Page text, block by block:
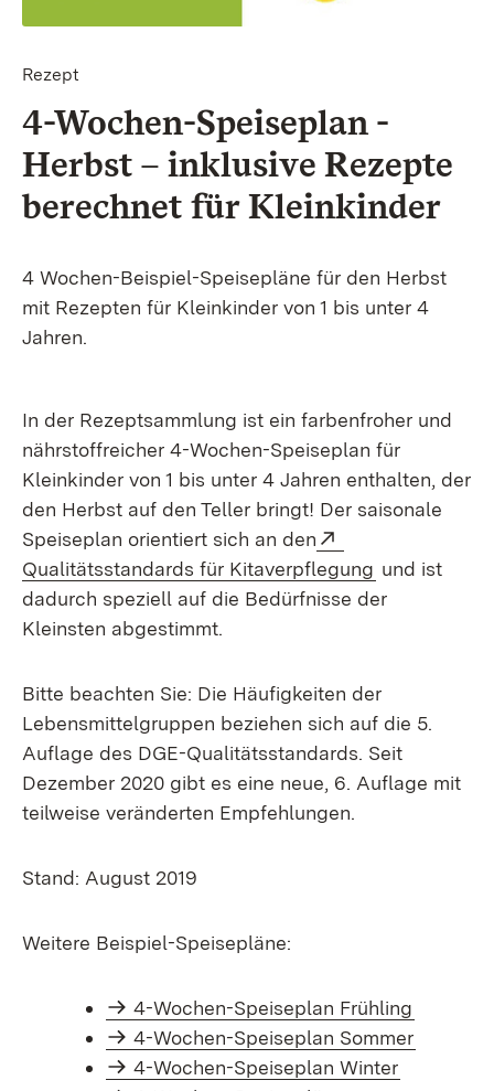
Rezept
4-Wochen-Speiseplan -
Herbst – inklusive Rezepte
berechnet für Kleinkinder
4 Wochen-Beispiel-Speisepläne für den Herbst
mit Rezepten für Kleinkinder von 1 bis unter 4
Jahren.
In der Rezeptsammlung ist ein farbenfroher und
nährstoffreicher 4-Wochen-Speiseplan für
Kleinkinder von 1 bis unter 4 Jahren enthalten, der
den Herbst auf den Teller bringt! Der saisonale
Speiseplan orientiert sich an den
Qualitätsstandards für Kitaverpflegung (Öffnet in
und ist
dadurch speziell auf die Bedürfnisse der
Kleinsten abgestimmt.
Bitte beachten Sie: Die Häufigkeiten der
Lebensmittelgruppen beziehen sich auf die 5.
Auflage des DGE-Qualitätsstandards. Seit
Dezember 2020 gibt es eine neue, 6. Auflage mit
teilweise veränderten Empfehlungen.
Stand: August 2019
Weitere Beispiel-Speisepläne:
4-Wochen-Speiseplan Frühling
4-Wochen-Speiseplan Sommer
4-Wochen-Speiseplan Winter